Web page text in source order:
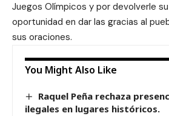
Juegos Olímpicos y por devolverle
oportunidad en dar las gracias al
sus oraciones.
You Might Also Like
Raquel Peña rechaza
ilegales en lugares históricos.